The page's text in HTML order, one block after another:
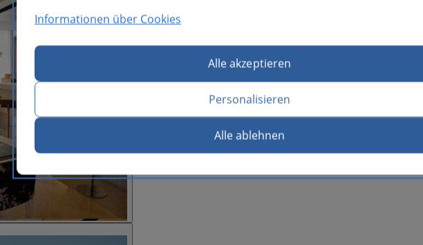
Informationen über Cookies
Alle akzeptieren
Personalisieren
Alle ablehnen